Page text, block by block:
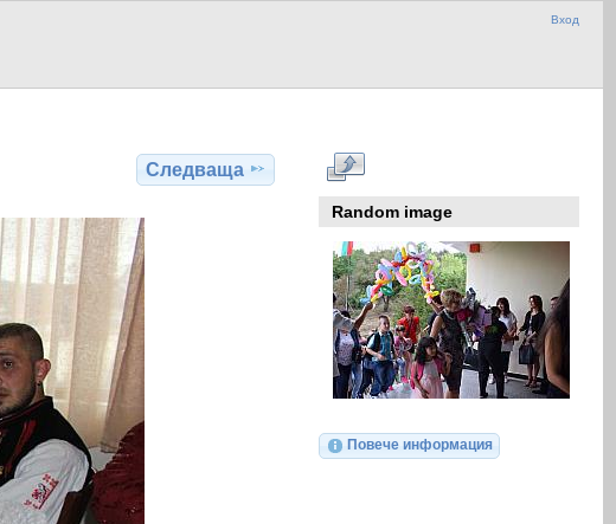
Вход
Следваща
Random image
Повече информация